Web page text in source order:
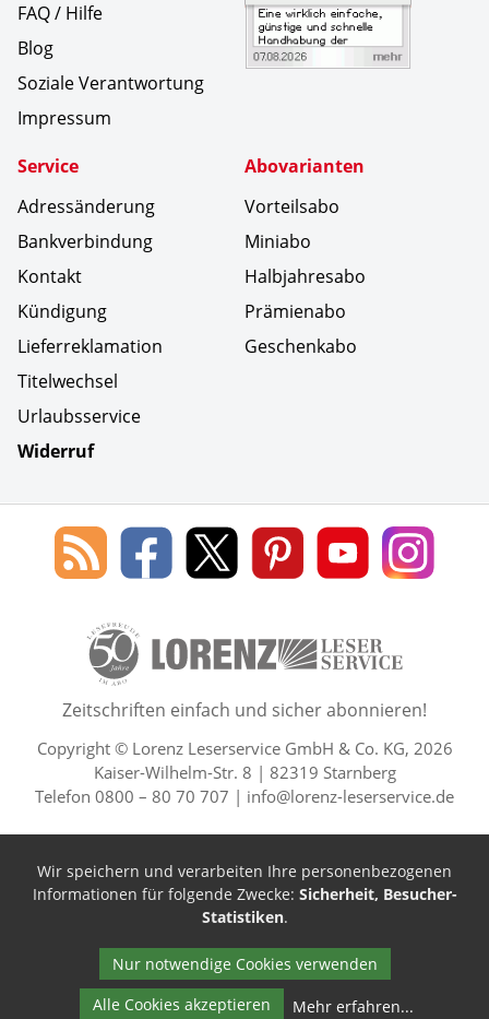
FAQ / Hilfe
Blog
Soziale Verantwortung
Impressum
Service
Adressänderung
Bankverbindung
Kontakt
Kündigung
Lieferreklamation
Titelwechsel
Urlaubsservice
Widerruf
Abovarianten
Vorteilsabo
Miniabo
Halbjahresabo
Prämienabo
Geschenkabo
Social Media
Blog
des
Leserservice
Lorenz
Leserservice
Lorenz
Leserservice
Lorenz
Leserservice
Lorenz
Leserservice
Lorenz
50 Lesefreude im Abo Jahre
Zeitschriften einfach und sicher abonnieren!
Copyright © Lorenz Leserservice GmbH & Co. KG, 2026
Kaiser-Wilhelm-Str. 8 | 82319 Starnberg
Telefon 0800 – 80 70 707 | info@lorenz-leserservice.de
Wir speichern und verarbeiten Ihre personenbezogenen
Informationen für folgende Zwecke: Sicherheit, Besucher-
Statistiken.
Nur notwendige Cookies verwenden
Alle Cookies akzeptieren
Mehr erfahren...